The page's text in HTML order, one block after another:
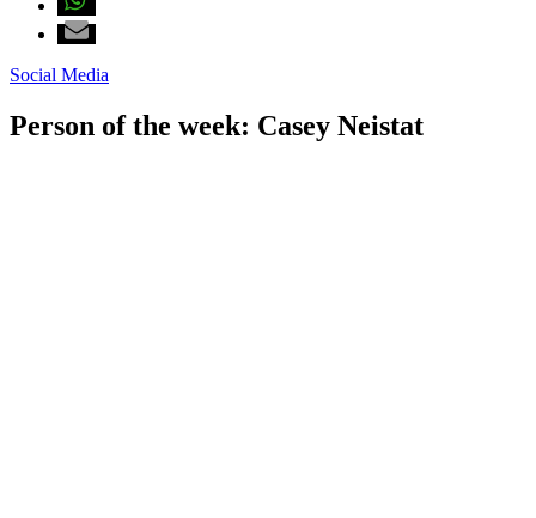
Social Media
Person of the week: Casey Neistat